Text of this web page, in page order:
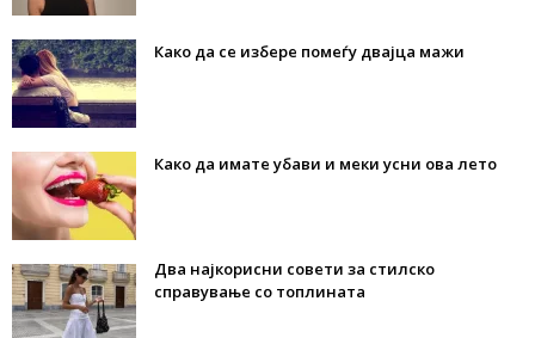
Како да се избере помеѓу двајца мажи
Како да имате убави и меки усни ова лето
Два најкорисни совети за стилско
справување со топлината